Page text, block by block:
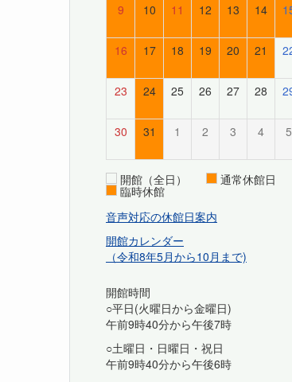
9 10 11 12 13 14
16 17 18 19 20 21
23 24 25 26 27 28
30 31 1 2 3 4 5
開館（全日） 通常休館日
臨時休館
音声対応の休館日案内
開館カレンダー
（令和8年5月から10月まで)
開館時間
○平日(火曜日から金曜日)
午前9時40分から午後7時
○土曜日・日曜日・祝日
午前9時40分から午後6時